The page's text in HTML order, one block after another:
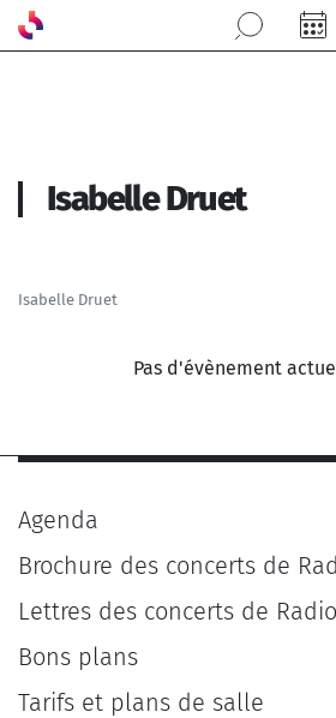
Aller au contenu principal
Isabelle Druet
Isabelle Druet
Pas d'évènement
Agenda
Brochure des concerts de
Lettres des concerts de
Bons plans
Tarifs et plans de salle